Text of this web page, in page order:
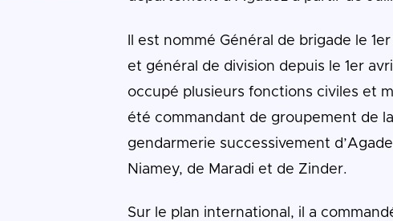
Il est nommé Général de brigade le
et général de division depuis le 1er
occupé plusieurs fonctions civiles et
été commandant de groupement de la
gendarmerie successivement
Niamey, de Maradi et de Zinder.
Sur le plan international, il a